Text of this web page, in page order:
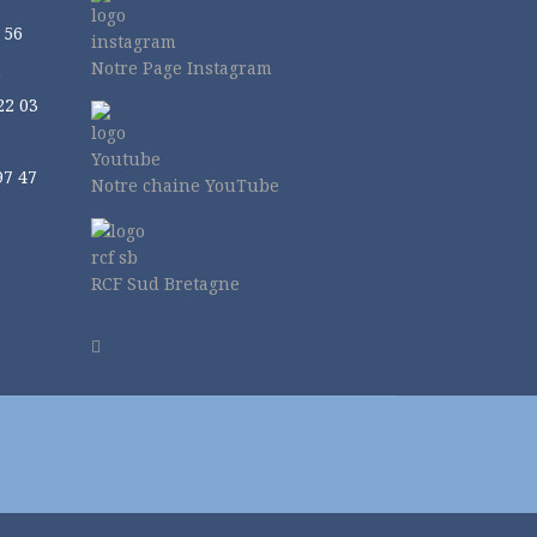
03
47
Notre Page Instagram
Notre chaine YouTube
RCF Sud Bretagne